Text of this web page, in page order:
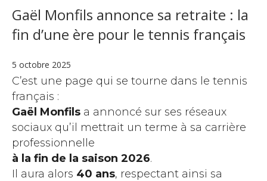
Gaël Monfils annonce sa retraite : la
fin d’une ère pour le tennis français
5 octobre 2025
C’est une page qui se tourne dans le tennis
français :
Gaël Monfils a annoncé sur ses réseaux
sociaux qu’il mettrait un terme à sa carrière
professionnelle
à la fin de la saison 2026.
Il aura alors 40 ans, respectant ainsi sa